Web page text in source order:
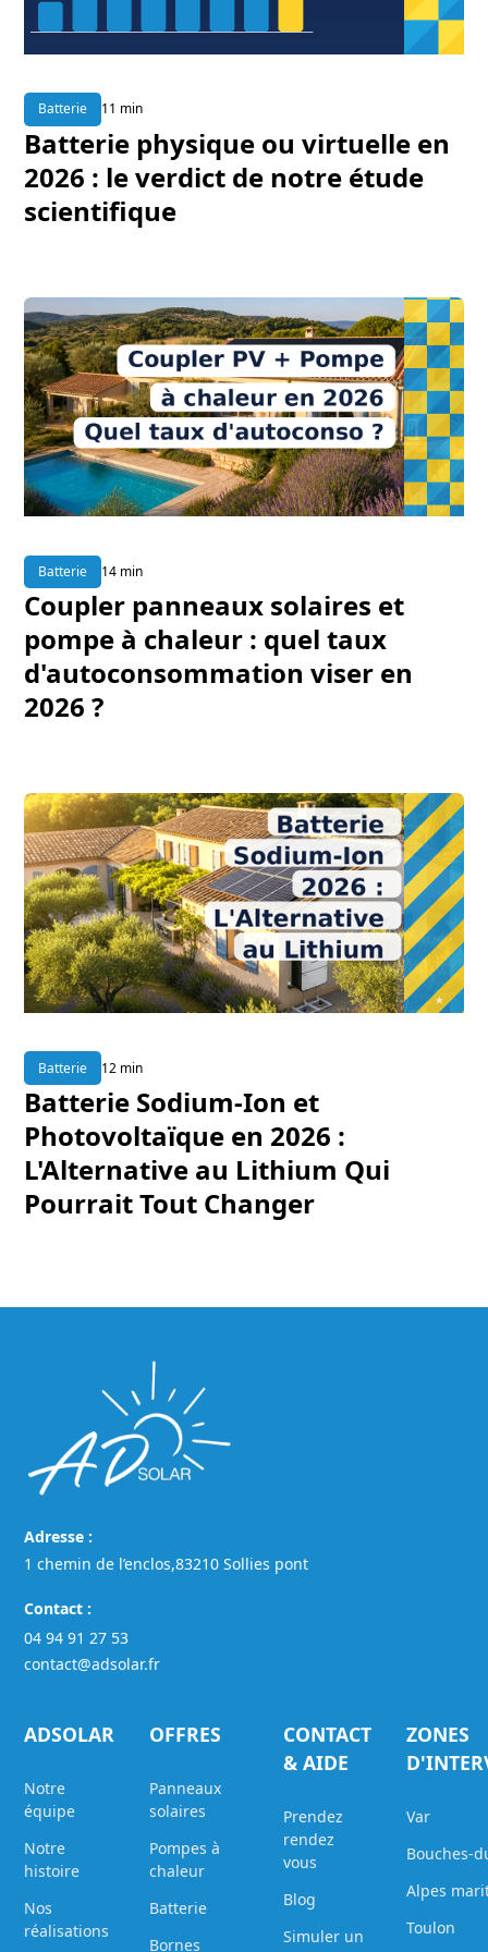
Batterie 11 min
Batterie physique ou virtuelle en
2026 : le verdict de notre étude
scientifique
Batterie 14 min
Coupler panneaux solaires et
pompe à chaleur : quel taux
d'autoconsommation viser en
2026 ?
Batterie 12 min
Batterie Sodium-Ion et
Photovoltaïque en 2026 :
L'Alternative au Lithium Qui
Pourrait Tout Changer
Adresse :
1 chemin de l’enclos,83210 Sollies pont
Contact :
04 94 91 27 53
contact@adsolar.fr
ADSOLAR
Notre
équipe
Notre
histoire
Nos
réalisations
OFFRES
Panneaux
solaires
Pompes à
chaleur
Batterie
Bornes
CONTACT
& AIDE
Prendez
rendez
vous
Blog
Simuler un
ZONES
Var
Bouches-
Alpes
Toulon